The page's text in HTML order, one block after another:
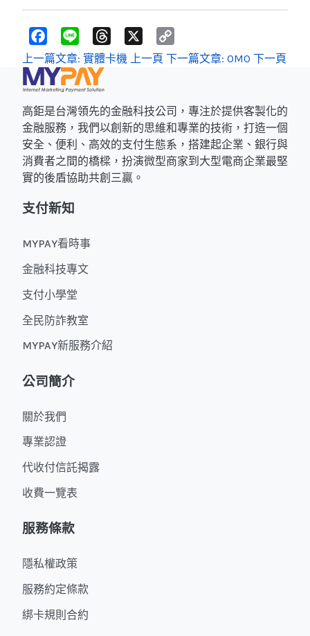
c
e
b
o
k
n
e
r
e
p
k
上一篇文章: 實體卡機 上一頁 下一篇文章: OMO 下一頁
高鉅是台灣領先的金融科技公司，專注於提供客製化的
金融服務，我們以創新的思維和專業的技術，打造一個
安全、便利、高效的支付生態系，搭建起企業、銀行與
消費者之間的橋樑，扮演微型商家到大型電商企業最堅
實的後盾協助共創三贏。
支付新知
MYPAY看時事
金融科技專文
支付小學堂
全民防詐教室
MYPAY新服務介紹
公司簡介
關於我們
專業認證
代收付信託揭露
收費一覽表
服務條款
隱私權政策
服務約定條款
綁卡規則合約